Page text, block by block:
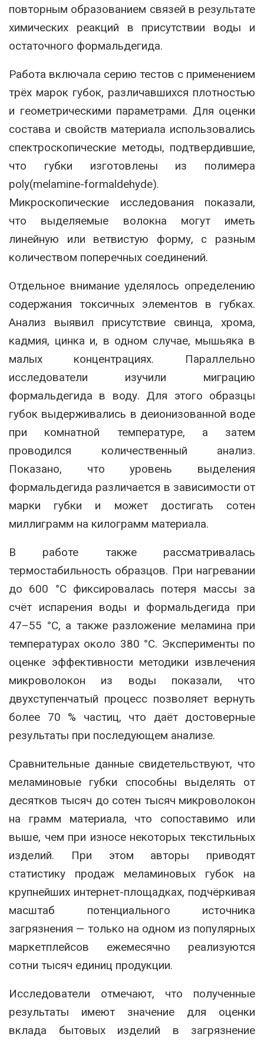
повторным образованием связей в результате
химических реакций в присутствии воды и
остаточного формальдегида.
Работа включала серию тестов с применением
трёх марок губок, различавшихся плотностью
и геометрическими параметрами. Для оценки
состава и свойств материала использовались
спектроскопические методы, подтвердившие,
что губки изготовлены из полимера
poly(melamine-formaldehyde).
Микроскопические исследования показали,
что выделяемые волокна могут иметь
линейную или ветвистую форму, с разным
количеством поперечных соединений.
Отдельное внимание уделялось определению
содержания токсичных элементов в губках.
Анализ выявил присутствие свинца, хрома,
кадмия, цинка и, в одном случае, мышьяка в
малых концентрациях. Параллельно
исследователи изучили миграцию
формальдегида в воду. Для этого образцы
губок выдерживались в деионизованной воде
при комнатной температуре, а затем
проводился количественный анализ.
Показано, что уровень выделения
формальдегида различается в зависимости от
марки губки и может достигать сотен
миллиграмм на килограмм материала.
В работе также рассматривалась
термостабильность образцов. При нагревании
до 600 °C фиксировалась потеря массы за
счёт испарения воды и формальдегида при
47–55 °C, а также разложение меламина при
температурах около 380 °C. Эксперименты по
оценке эффективности методики извлечения
микроволокон из воды показали, что
двухступенчатый процесс позволяет вернуть
более 70 % частиц, что даёт достоверные
результаты при последующем анализе.
Сравнительные данные свидетельствуют, что
меламиновые губки способны выделять от
десятков тысяч до сотен тысяч микроволокон
на грамм материала, что сопоставимо или
выше, чем при износе некоторых текстильных
изделий. При этом авторы приводят
статистику продаж меламиновых губок на
крупнейших интернет-площадках, подчёркивая
масштаб потенциального источника
загрязнения — только на одном из популярных
маркетплейсов ежемесячно реализуются
сотни тысяч единиц продукции.
Исследователи отмечают, что полученные
результаты имеют значение для оценки
вклада бытовых изделий в загрязнение